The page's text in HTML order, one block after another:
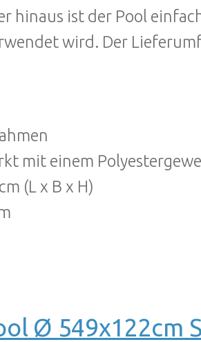
hinaus ist der Pool
wird. Der
mit einem
(L x B x H)
Ø 549x122cm